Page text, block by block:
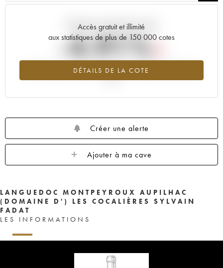
Accès gratuit et illimité
aux statistiques de plus de 150 000 cotes
DÉTAILS DE LA COTE
Tendance actuelle de la cote
-4.91%
Tendance à la baisse du millésime 2015 en 2026 par rapport à
Créer une alerte
Ajouter à ma cave
LANGUEDOC MONTPEYROUX AUPILHAC
(DOMAINE D') LES COCALIÈRES SYLVAIN
FADAT
LES INFORMATIONS